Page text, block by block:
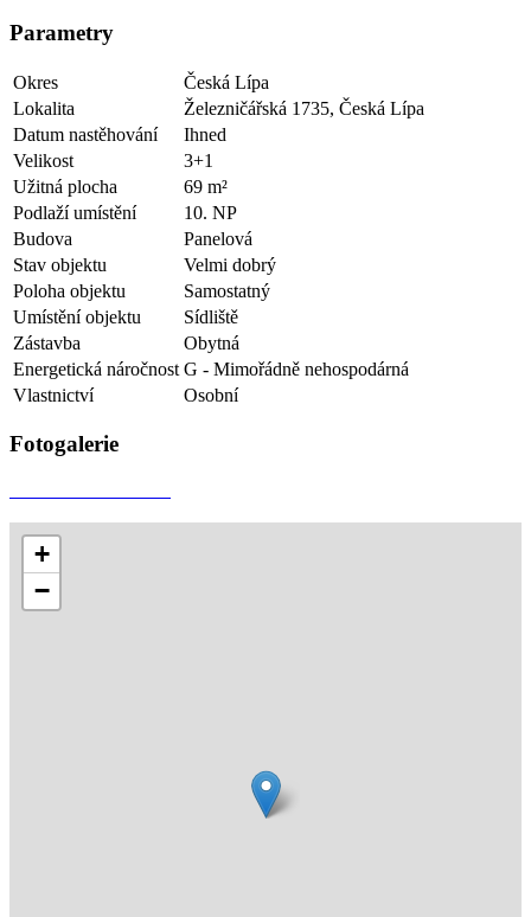
Parametry
Okres
Česká Lípa
Lokalita
Železničářská 1735, Česká Lípa
Datum nastěhování
Ihned
Velikost
3+1
Užitná plocha
69 m²
Podlaží umístění
10. NP
Budova
Panelová
Stav objektu
Velmi dobrý
Poloha objektu
Samostatný
Umístění objektu
Sídliště
Zástavba
Obytná
Energetická náročnost G - Mimořádně nehospodárná
Vlastnictví
Osobní
Fotogalerie
+
−